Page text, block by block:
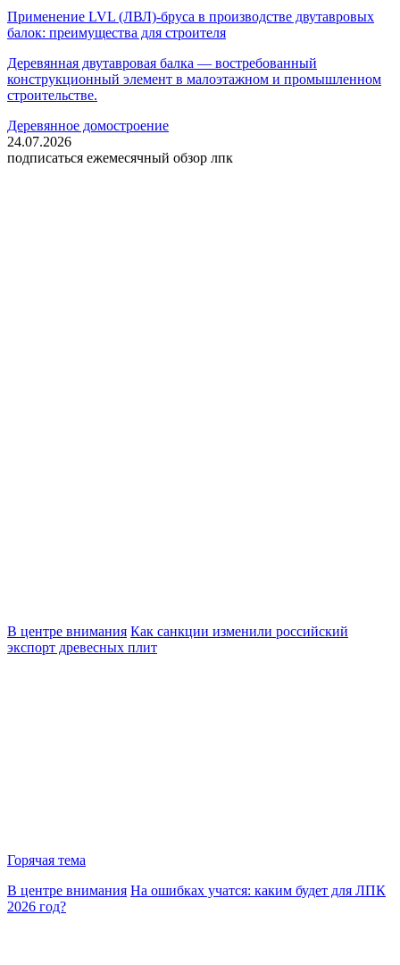
Применение LVL (ЛВЛ)-бруса в производстве двутавровых
балок: преимущества для строителя
Деревянная двутавровая балка — востребованный
конструкционный элемент в малоэтажном и промышленном
строительстве.
Деревянное домостроение
24.07.2026
подписаться ежемесячный обзор лпк
В центре внимания Как санкции изменили российский
экспорт древесных плит
Горячая тема
В центре внимания На ошибках учатся: каким будет для ЛПК
2026 год?